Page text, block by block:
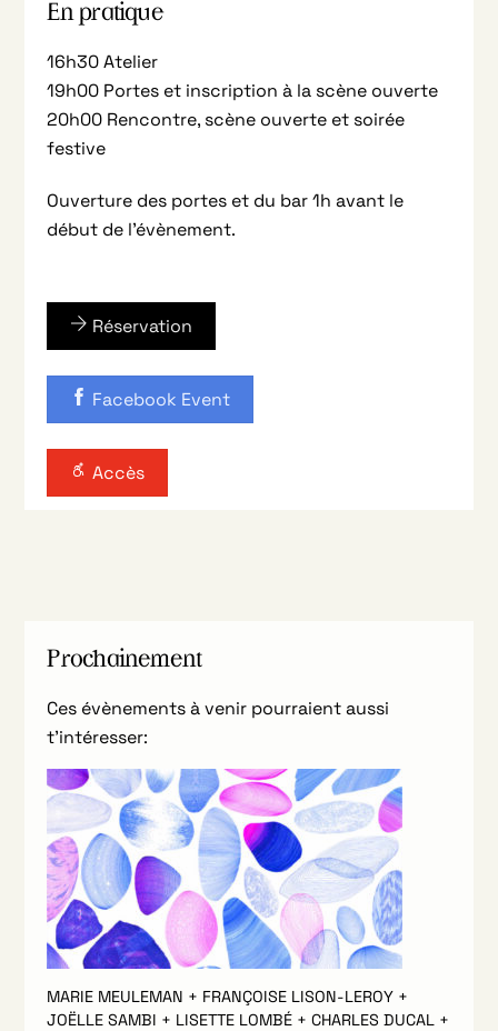
En pratique
16h30 Atelier
19h00 Portes et inscription à la scène ouverte
20h00 Rencontre, scène ouverte et soirée
festive
Ouverture des portes et du bar 1h avant le
début de l’évènement.
Réservation
Facebook Event
Accès
Prochainement
Ces évènements à venir pourraient aussi
t’intéresser:
MARIE MEULEMAN + FRANÇOISE LISON-LEROY +
JOËLLE SAMBI + LISETTE LOMBÉ + CHARLES DUCAL +